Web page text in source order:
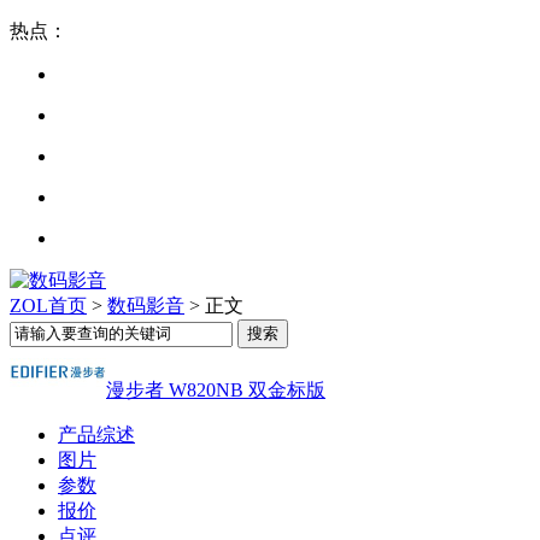
热点：
ZOL首页 > 数码影音 > 正文
漫步者 W820NB 双金标版
产品综述
图片
参数
报价
点评